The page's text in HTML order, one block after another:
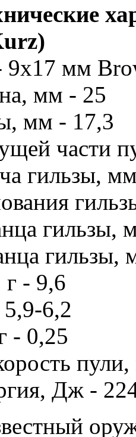
9х17 мм
мм - 25
мм - 17,3
части
гильзы,
гильзы,
гильзы,
г - 9,6
6,2
- 0,25
Дж -